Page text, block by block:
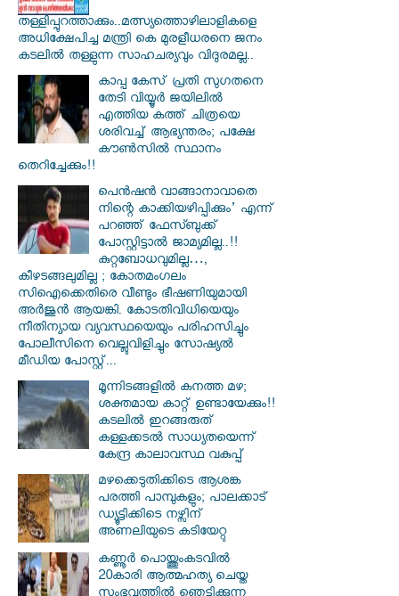
തള്ളിപ്പുറത്താക്കും..മത്സ്യത്തൊഴിലാളികളെ
അധിക്ഷേപിച്ച മന്ത്രി കെ മുരളീധരനെ ജനം
കടലില്‍ തള്ളുന്ന സാഹചര്യവും വിദുരമല്ല..
കാപ്പ കേസ് പ്രതി സു​ഗതനെ
തേടി വിയ്യൂർ ജയിലിൽ
എത്തിയ കത്ത് ചിത്രയെ
ശരിവച്ച് ആഭ്യന്തരം; പക്ഷേ
കൗൺസിൽ സ്ഥാനം
തെറിച്ചേക്കും!!
പെൻഷൻ വാങ്ങാനാവാതെ
നിന്റെ കാക്കിയഴിപ്പിക്കും’ എന്ന്
പറഞ്ഞ് ഫേസ്ബുക്ക്
പോസ്റ്റിട്ടാൽ ജാമ്യമില്ല..!!
കുറ്റബോധവുമില്ല…,
കീഴടങ്ങലുമില്ല ; കോതമംഗലം
സിഐക്കെതിരെ വീണ്ടും ഭീഷണിയുമായി
അര്‍ജുന്‍ ആയങ്കി. കോടതിവിധിയെയും
നീതിന്യായ വ്യവസ്ഥയെയും പരിഹസിച്ചും
പോലീസിനെ വെല്ലുവിളിച്ചും സോഷ്യൽ
മീഡിയ പോസ്റ്റ്...
മൂന്നിടങ്ങളിൽ കനത്ത മഴ;
ശക്തമായ കാറ്റ് ഉണ്ടായേക്കും!!
കടലിൽ ഇറങ്ങരുത്
കള്ളക്കടൽ സാധ്യതയെന്ന്
കേന്ദ്ര കാലാവസ്ഥ വകുപ്പ്
മഴക്കെടുതിക്കിടെ ആശങ്ക
പരത്തി പാമ്പുകളും; പാലക്കാട്
ഡ്യൂട്ടിക്കിടെ നഴ്സിന്
അണലിയുടെ കടിയേറ്റു
കണ്ണൂർ പൊയ്ത്തുംകടവിൽ
20കാരി ആത്മഹത്യ ചെയ്ത